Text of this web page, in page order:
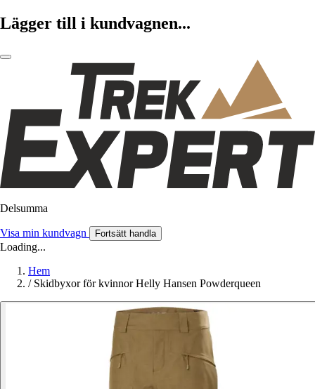
Lägger till i kundvagnen...
Delsumma
Visa min kundvagn Fortsätt handla
Loading...
Hem
/ Skidbyxor för kvinnor Helly Hansen Powderqueen